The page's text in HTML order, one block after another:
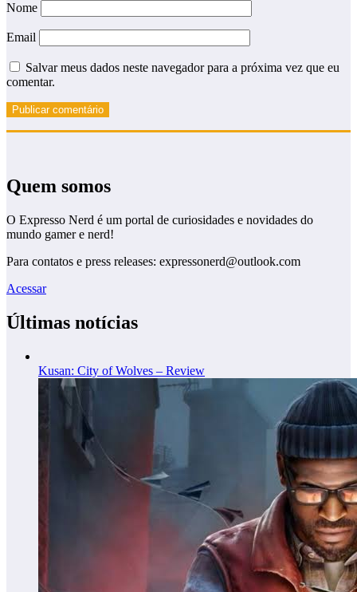
Nome
Email
Salvar meus dados neste navegador para a próxima vez que eu
comentar.
Quem somos
O Expresso Nerd é um portal de curiosidades e novidades do
mundo gamer e nerd!
Para contatos e press releases: expressonerd@outlook.com
Acessar
Últimas notícias
Kusan: City of Wolves – Review